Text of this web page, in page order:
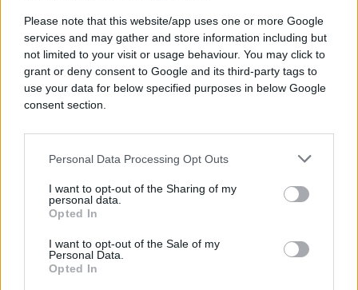
Please note that this website/app uses one or more Google
services and may gather and store information including but
not limited to your visit or usage behaviour. You may click to
grant or deny consent to Google and its third-party tags to
use your data for below specified purposes in below Google
consent section.
Personal Data Processing Opt Outs
I want to opt-out of the Sharing of my
personal data.
Opted In
I want to opt-out of the Sale of my
Personal Data.
Opted In
da se postignu ciljevi. Osobe koje sjede tako ne
odustaju lako i vrlo su odlučne. Često su
perfekcionisti i imaju izražen osjećaj za svoj izgled.
Njihova upornost i motivacija često inspirišu
druge.
Zanimljivo je kako tako jednostavan pokret ili
obratite pažnju kako sjedite – možda ćete naučiti
nešto novo o sebi!